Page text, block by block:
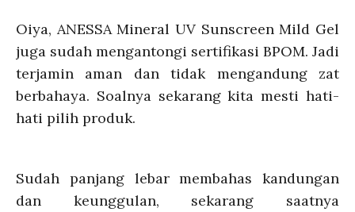
Oiya, ANESSA Mineral UV Sunscreen Mild Gel
juga sudah mengantongi sertifikasi BPOM. Jadi
terjamin aman dan tidak mengandung zat
berbahaya. Soalnya sekarang kita mesti hati-
hati pilih produk.
Sudah panjang lebar membahas kandungan
dan keunggulan, sekarang saatnya